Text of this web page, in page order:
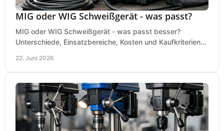
MIG oder WIG Schweißgerät - was passt?
MIG oder WIG Schweißgerät - was passt besser?
Unterschiede, Einsatzbereiche, Kosten und Kaufkriterien
22. Juni 2026